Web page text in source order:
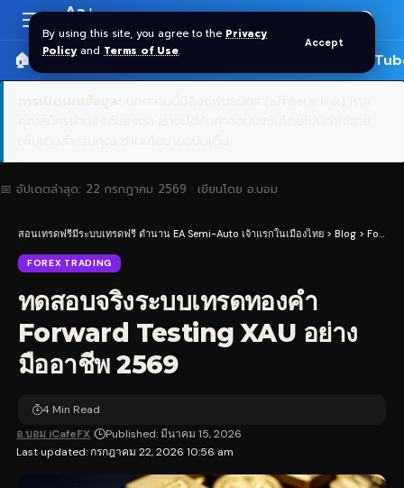
By using this site, you agree to the Privacy
Policy and Terms of Use.
Accept
Resizer
Aa
🏠 หน้าแรก ราคาทอง SPDR 🎬
📅 อัปเดตล่าสุด: 22 กรกฎาคม 2569 · เขียนโดย อ.บอม
สอนเทรดฟรีมีระบบเทรดฟรี ตำนาน EA Semi-Auto เจ้าแรกในเมืองไทย > Blog > Forex Trading
FOREX TRADING
ทดสอบจริงระบบเทรดทองคำ
Forward Testing XAU อย่าง
มืออาชีพ 2569
Last updated: กรกฎาคม 22, 2026 10:56 am
อ.บอม iCafeFX Published: มีนาคม 15, 2026
4 Min Read